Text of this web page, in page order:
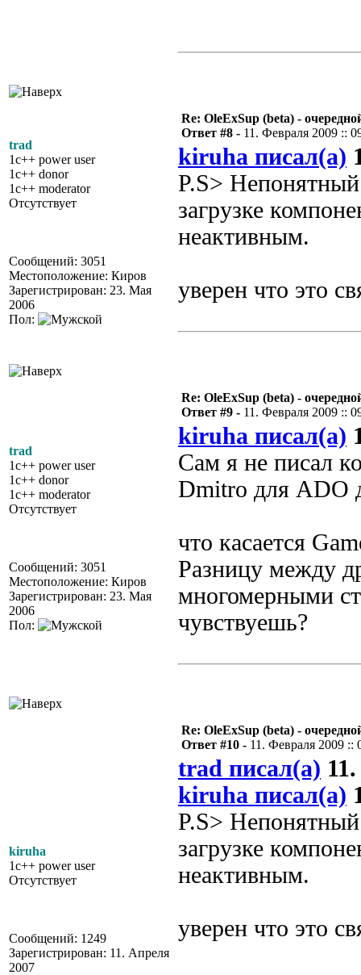
trad
1c++ power user
1c++ donor
1c++ moderator
Отсутствует
Сообщений: 3051
Местоположение: Киров
Зарегистрирован: 23. Мая
2006
Пол:
Re: OleExSup (beta) -
Ответ #8 - 11. Февраля 2009 ::
kiruha писал(а)
P.S>
загрузке
неактивным.
уверен что это
trad
1c++ power user
1c++ donor
1c++ moderator
Отсутствует
Сообщений: 3051
Местоположение: Киров
Зарегистрирован: 23. Мая
2006
Пол:
Re: OleExSup (beta) -
Ответ #9 - 11. Февраля 2009 ::
kiruha писал(а)
Сам я не писал
Dmitro для ADO
что касается
Разницу между
многомерными
чувствуешь?
kiruha
1c++ power user
Отсутствует
Сообщений: 1249
Зарегистрирован: 11. Апреля
2007
Re: OleExSup (beta) -
Ответ #10 - 11. Февраля 2009 ::
trad писал(а)
kiruha писал(а)
P.S>
загрузке
неактивным.
уверен что это